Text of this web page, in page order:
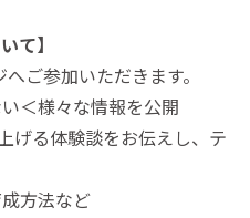
て】
ご参加いただきます。
＜様々な情報を公開
げる体験談をお伝えし、テ
方法など